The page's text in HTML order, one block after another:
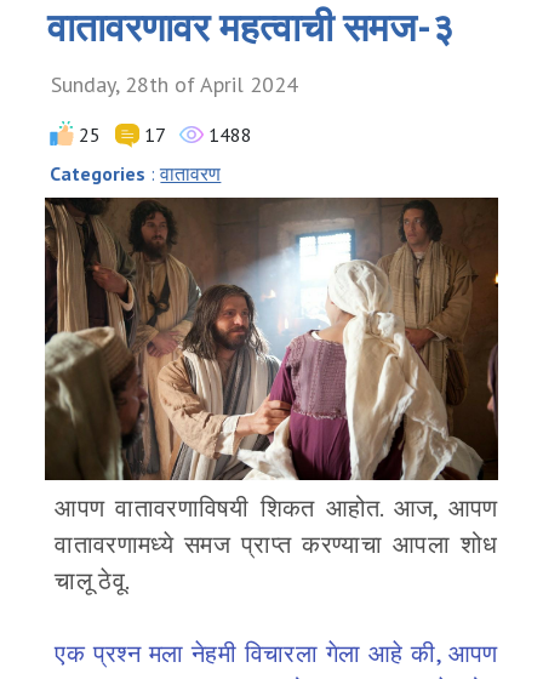
वातावरणावर महत्वाची समज-३
Sunday, 28th of April 2024
25 17
1488
Categories :वातावरण
आपण वातावरणाविषयी शिकत आहोत. आज, आपण
वातावरणामध्ये समज प्राप्त करण्याचा आपला शोध
चालू ठेवू.
एक प्रश्न मला नेहमी विचारला गेला आहे की, आपण